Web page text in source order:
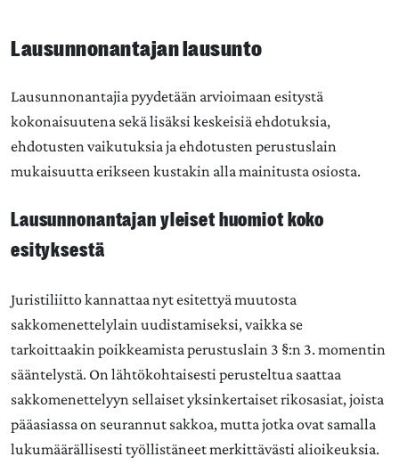
Lausunnonantajan lausunto
Lausunnonantajia pyydetään arvioimaan esitystä
kokonaisuutena sekä lisäksi keskeisiä ehdotuksia,
ehdotusten vaikutuksia ja ehdotusten perustuslain
mukaisuutta erikseen kustakin alla mainitusta osiosta.
Lausunnonantajan yleiset huomiot koko
esityksestä
Juristiliitto kannattaa nyt esitettyä muutosta
sakkomenettelylain uudistamiseksi, vaikka se
tarkoittaakin poikkeamista perustuslain 3 §:n 3. momentin
sääntelystä. On lähtökohtaisesti perusteltua saattaa
sakkomenettelyyn sellaiset yksinkertaiset rikosasiat, joista
pääasiassa on seurannut sakkoa, mutta jotka ovat samalla
lukumäärällisesti työllistäneet merkittävästi alioikeuksia.